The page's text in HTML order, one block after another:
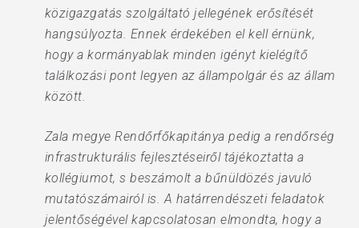
közigazgatás szolgáltató jellegének erősítését
hangsúlyozta. Ennek érdekében el kell érnünk,
hogy a kormányablak minden igényt kielégítő
találkozási pont legyen az állampolgár és az állam
között.
Zala megye Rendőrfőkapitánya pedig a rendőrség
infrastrukturális fejlesztéseiről tájékoztatta a
kollégiumot, s beszámolt a bűnüldözés javuló
mutatószámairól is. A határrendészeti feladatok
jelentőségével kapcsolatosan elmondta, hogy a